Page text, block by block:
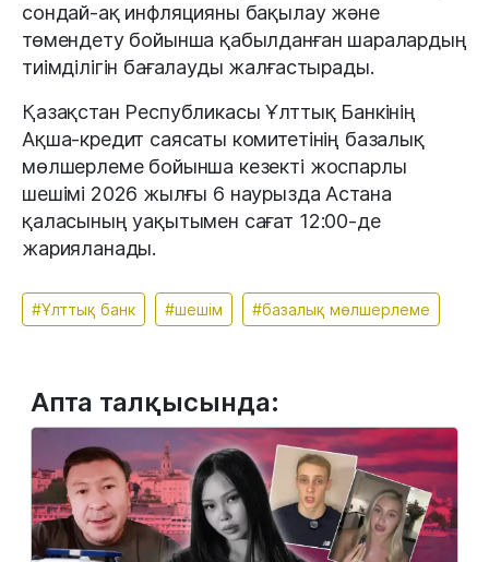
сондай-ақ инфляцияны бақылау және
төмендету бойынша қабылданған шаралардың
тиімділігін бағалауды жалғастырады.
Қазақстан Республикасы Ұлттық Банкінің
Ақша-кредит саясаты комитетінің базалық
мөлшерлеме бойынша кезекті жоспарлы
шешімі 2026 жылғы 6 наурызда Астана
қаласының уақытымен сағат 12:00-де
жарияланады.
#Ұлттық банк #шешім #базалық мөлшерлеме
Апта талқысында: